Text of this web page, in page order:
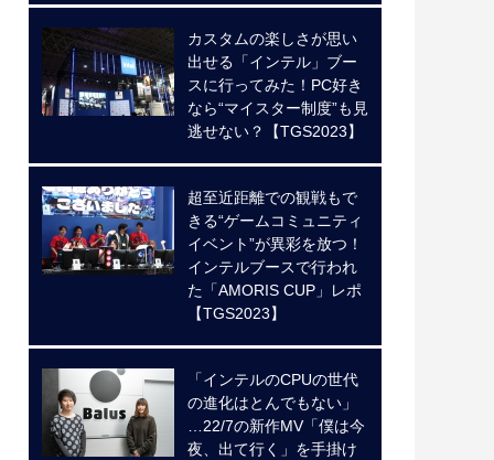
カスタムの楽しさが思い
出せる「インテル」ブー
スに行ってみた！PC好き
なら“マイスター制度”も見
逃せない？【TGS2023】
超至近距離での観戦もで
きる“ゲームコミュニティ
イベント”が異彩を放つ！
インテルブースで行われ
た「AMORIS CUP」レポ
【TGS2023】
「インテルのCPUの世代
の進化はとんでもない」
…22/7の新作MV「僕は今
夜、出て行く」を手掛け